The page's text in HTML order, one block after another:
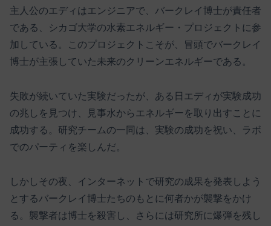
主人公のエディはエンジニアで、バークレイ博士が責任者
である、シカゴ大学の水素エネルギー・プロジェクトに参
加している。このプロジェクトこそが、冒頭でバークレイ
博士が主張していた未来のクリーンエネルギーである。
失敗が続いていた実験だったが、ある日エディが実験成功
の兆しを見つけ、見事水からエネルギーを取り出すことに
成功する。研究チームの一同は、実験の成功を祝い、ラボ
でのパーティを楽しんだ。
しかしその夜、インターネットで研究の成果を発表しよう
とするバークレイ博士たちのもとに何者かが襲撃をかけ
る。襲撃者は博士を殺害し、さらには研究所に爆弾を残し